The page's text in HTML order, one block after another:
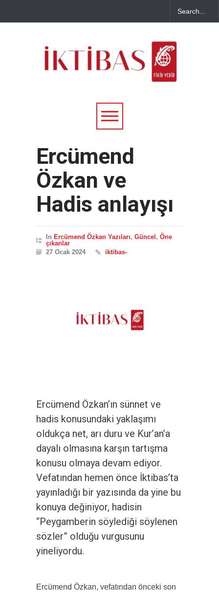
Ercümend
Özkan ve
Hadis anlayışı
In Ercümend Özkan Yazıları, Güncel, Öne
çıkanlar
27 Ocak 2024
iktibas-
Ercümend Özkan’ın sünnet ve
hadis konusundaki yaklaşımı
oldukça net, arı duru ve Kur’an’a
dayalı olmasına karşın tartışma
konusu olmaya devam ediyor.
Vefatından hemen önce İktibas’ta
yayınladığı bir yazısında da yine bu
konuya değiniyor, hadisin
“Peygamberin söylediği söylenen
sözler” olduğu vurgusunu
yineliyordu.
Ercümend Özkan, vefatından önceki son